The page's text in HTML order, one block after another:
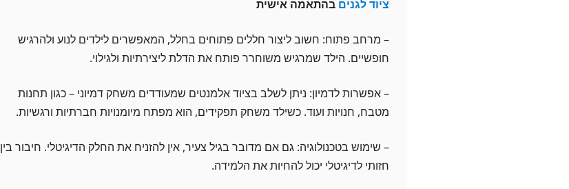
ציוד לגנים בהתאמה אישית
– מרחב פתוח: חשוב ליצור חללים פתוחים בחלל, המאפשרים לילדים לנוע ולהרגיש
חופשיים. הילד שמרגיש משוחרר פותח את הדלת ליצירתיות ולגילוי.
– אפשרות לדמיון: ניתן לשלב בציוד אלמנטים שמעודדים משחק דמיוני – כגון תחנות
מטבח, חנויות ועוד. כשילד משחק תפקידים, הוא מפתח מיומנויות חברתיות ורגשיות.
– שימוש בטכנולוגיה: גם אם מדובר בגיל צעיר, אין להזניח את החלק הדיגיטלי. חיבור בין
חזותי לדיגיטלי יכול להחיות את הלמידה.